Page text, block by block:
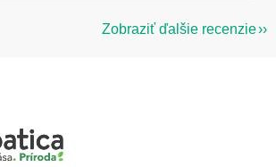
Zobraziť ďalšie recenzie